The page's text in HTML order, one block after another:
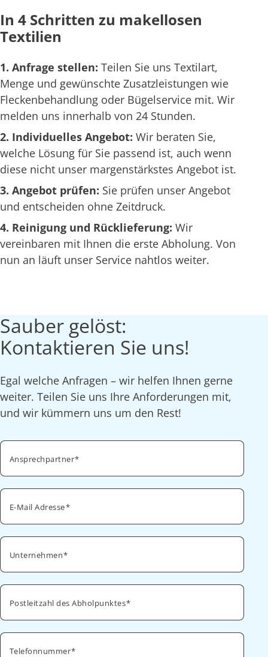
In 4 Schritten zu makellosen
Textilien
1. Anfrage stellen: Teilen Sie uns Textilart,
Menge und gewünschte Zusatzleistungen wie
Fleckenbehandlung oder Bügelservice mit. Wir
melden uns innerhalb von 24 Stunden.
2. Individuelles Angebot: Wir beraten Sie,
welche Lösung für Sie passend ist, auch wenn
diese nicht unser margenstärkstes Angebot ist.
3. Angebot prüfen: Sie prüfen unser Angebot
und entscheiden ohne Zeitdruck.
4. Reinigung und Rücklieferung: Wir
vereinbaren mit Ihnen die erste Abholung. Von
nun an läuft unser Service nahtlos weiter.
Sauber gelöst:
Kontaktieren Sie uns!
Egal welche Anfragen – wir helfen Ihnen gerne
weiter. Teilen Sie uns Ihre Anforderungen mit,
und wir kümmern uns um den Rest!
Ansprechpartner
E-Mail Adresse
Unternehmen
Postleitzahl des Abholpunktes
Telefonnummer